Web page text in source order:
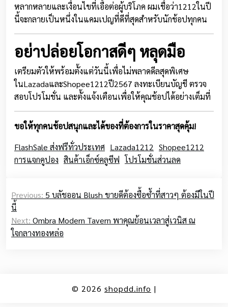
หลากหลายและเงื่อนไขที่เอื้อต่อผู้บริโภค ผมเชื่อว่า1212ในปี
นี้จะกลายเป็นหนึ่งในแคมเปญที่ดีที่สุดสำหรับนักช้อปทุกคน
อย่าปล่อยโอกาสดีๆ หลุดมือ
เตรียมตัวให้พร้อมตั้งแต่วันนี้เพื่อไม่พลาดดีลสุดพิเศษ
ในLazadaและShopee1212ปี2567 ลงทะเบียนบัญชี ตรวจ
สอบโปรโมชั่น และตั้งแจ้งเตือนเพื่อให้คุณช้อปได้อย่างเต็มที่
ขอให้ทุกคนช้อปสนุกและได้ของที่ต้องการในราคาสุดคุ้ม!
FlashSale ส่งฟรีทั่วประเทศ Lazada1212 Shopee1212
การแจกคูปอง สินค้าเอ็กซ์คลูซีฟ โปรโมชั่นส่วนลด
navigation
Previous: 5 บลัชออน Blush ขายดีต้องซื้อซ้ำที่สาวๆ ต้องมีในปี
นี้
Next: Ombra Modern Tavern พาคุณย้อนเวลาสู่เวนิส ณ
ใจกลางทองหล่อ
© 2026 shopdd.info |